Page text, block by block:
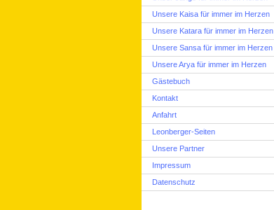
Unsere Kaisa für immer im Herzen
Unsere Katara für immer im Herzen
Unsere Sansa für immer im Herzen
Unsere Arya für immer im Herzen
Gästebuch
Kontakt
Anfahrt
Leonberger-Seiten
Unsere Partner
Impressum
Datenschutz